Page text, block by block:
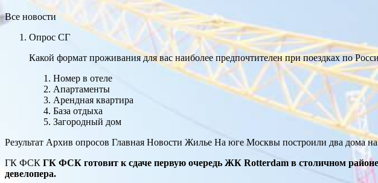
Все новости
Опрос СГ
Какой формат проживания для вас наиболее предпочтителен при поездках по
Номер в отеле
Апартаменты
Арендная квартира
База отдыха
Загородный дом
Результат Архив опросов Главная Новости Жилье На юге Москвы построили два дома
ГК ФСК ГК ФСК готовит к сдаче первую очередь ЖК Rotterdam в столичном
девелопера.